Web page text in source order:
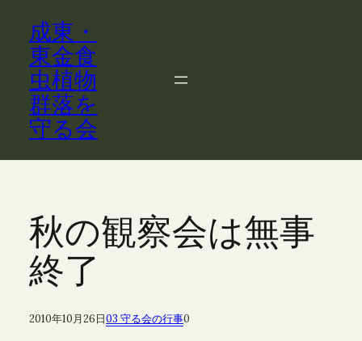
成東・
東金食
虫植物
群落を
守る会
秋の観察会は無事
終了
2010年10月26日03 守る会の行事0